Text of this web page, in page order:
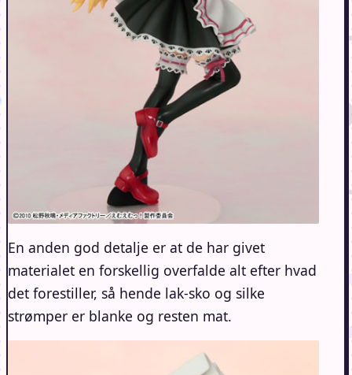
En anden god detalje er at de har givet
materialet en forskellig overfalde alt efter hvad
det forestiller, så hende lak-sko og silke
strømper er blanke og resten mat.